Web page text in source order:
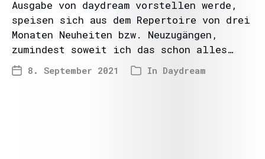
Ausgabe von daydream vorstellen werde,
speisen sich aus dem Repertoire von drei
Monaten Neuheiten bzw. Neuzugängen,
zumindest soweit ich das schon alles…
8. September 2021 In Daydream